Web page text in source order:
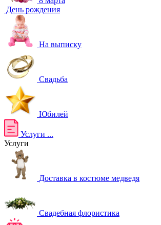
День рождения
На выписку
Свадьба
Юбилей
Услуги ...
Услуги
Доставка в костюме медведя
Свадебная флористика